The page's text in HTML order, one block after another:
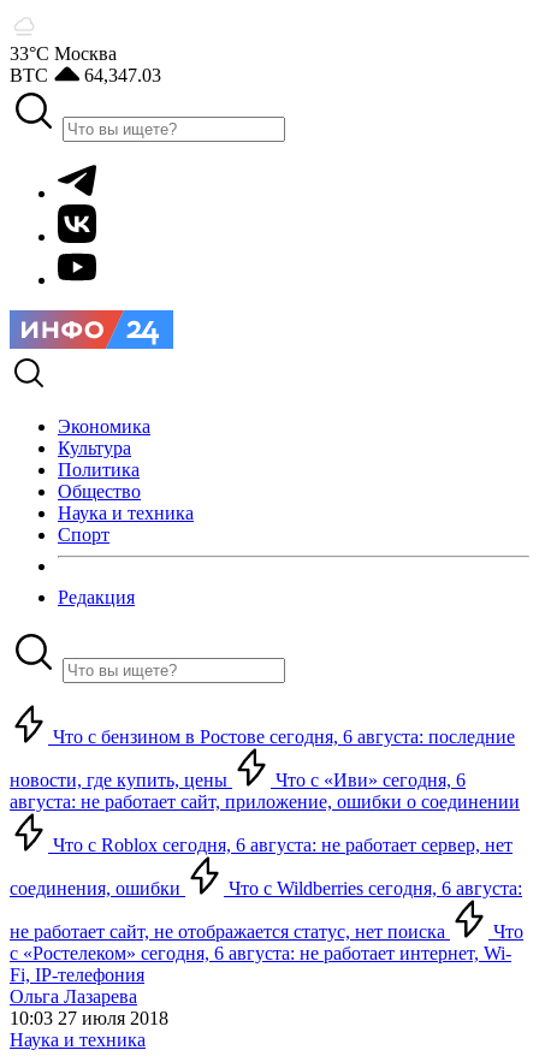
33°С Москва
BTC
64,347.03
Экономика
Культура
Политика
Общество
Наука и техника
Спорт
Редакция
Что с бензином в Ростове сегодня, 6 августа: последние
новости, где купить, цены
Что с «Иви» сегодня, 6
августа: не работает сайт, приложение, ошибки о соединении
Что с Roblox сегодня, 6 августа: не работает сервер, нет
соединения, ошибки Что с Wildberries сегодня, 6 августа:
не работает сайт, не отображается статус, нет поиска
Что
с «Ростелеком» сегодня, 6 августа: не работает интернет, Wi-
Fi, IP-телефония
Ольга Лазарева
10:03 27 июля 2018
Наука и техника